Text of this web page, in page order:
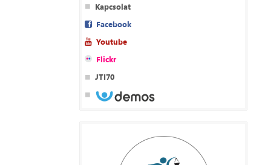
Kapcsolat
Facebook
Youtube
Flickr
JTI70